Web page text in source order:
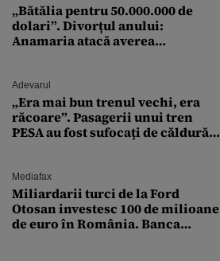
„Bătălia pentru 50.000.000 de
dolari”. Divorțul anului:
Anamaria atacă averea
Adevarul
„Era mai bun trenul vechi, era
răcoare”. Pasagerii unui tren
PESA au fost sufocați de căldură
Mediafax
Miliardarii turci de la Ford
Otosan investesc 100 de milioane
de euro în România. Banca